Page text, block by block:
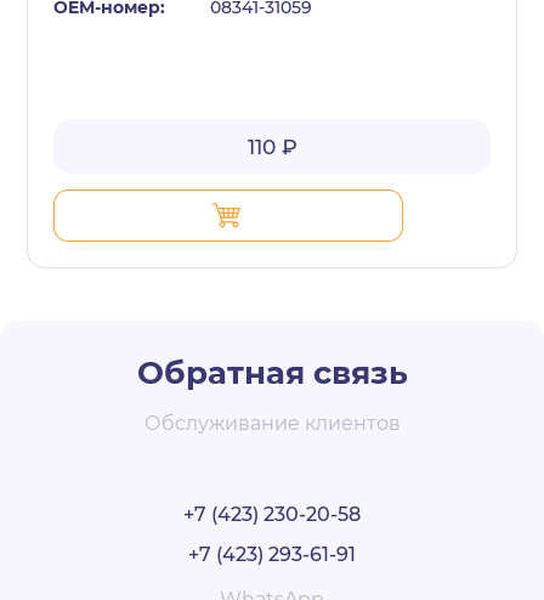
08341-31059
110 ₽
Обратная связь
Обслуживание клиентов
+7 (423) 230-20-58
+7 (423) 293-61-91